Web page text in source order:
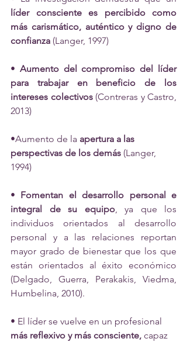
líder consciente es percibido como
más carismático, auténtico y digno de
confianza (Langer, 1997)
• Aumento del compromiso del líder
para trabajar en beneficio de los
intereses colectivos (Contreras y Castro,
2013)
•Aumento de la apertura a las
perspectivas de los demás (Langer,
1994)
• Fomentan el desarrollo personal e
integral de su equipo, ya que los
individuos orientados al desarrollo
personal y a las relaciones reportan
mayor grado de bienestar que los que
están orientados al éxito económico
(Delgado, Guerra, Perakakis, Viedma,
Humbelina, 2010).
• El líder se vuelve en un profesional
más reflexivo y más consciente, capaz